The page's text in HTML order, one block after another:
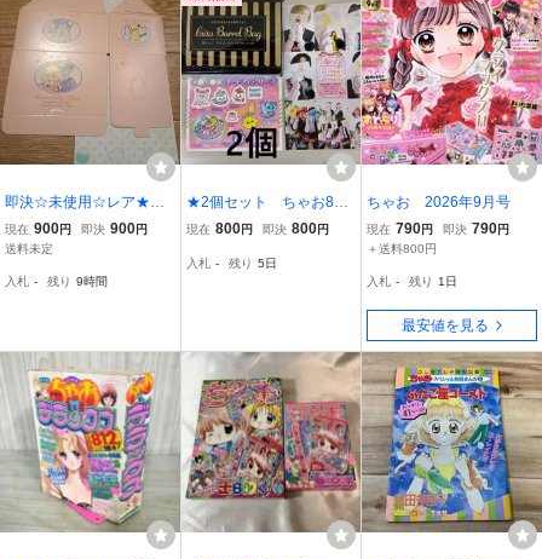
未開封
未開封
即決☆未使用☆レア★平
成レトロ☆少女漫画 『ち
ゃお』 付録☆きょんちゃ
箱☆佐柄きょうこ☆90年
現在 900円 即決 900円
送料未定
入札 - 残り 9時間
★2個セット ちゃお8月
号付録 2WAYラウンド
ゃお限定！すとぷりボイ
現在 800円 即決 800円
入札 - 残り 5日
ちゃお 2026年9月号
現在 790円 即決 790円
＋送料800円
入札 - 残り 1日
最安値を見る